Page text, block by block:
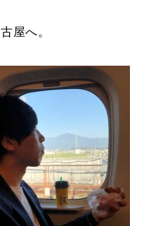
屋へ。